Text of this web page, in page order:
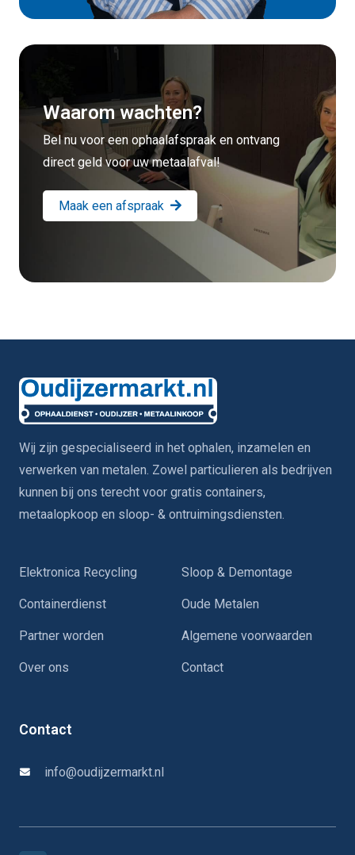
Waarom wachten?
Bel nu voor een ophaalafspraak en ontvang
direct geld voor uw metaalafval!
Maak een afspraak
Wij zijn gespecialiseerd in het ophalen, inzamelen en
verwerken van metalen. Zowel particulieren als bedrijven
kunnen bij ons terecht voor gratis containers,
metaalopkoop en sloop- & ontruimingsdiensten.
Elektronica Recycling Sloop & Demontage
Containerdienst Oude Metalen
Partner worden Algemene voorwaarden
Over ons Contact
Contact
info@oudijzermarkt.nl